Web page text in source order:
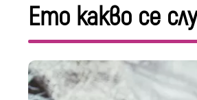
Ето какво се